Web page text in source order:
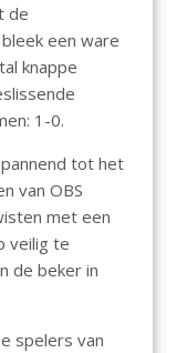
de
een ware
knappe
1-0.
tot het
van OBS
met een
veilig te
de beker in
spelers van